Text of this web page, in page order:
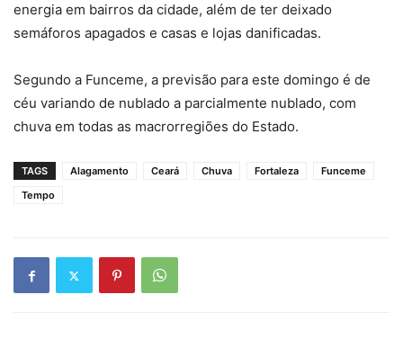
energia em bairros da cidade, além de ter deixado
semáforos apagados e casas e lojas danificadas.
Segundo a Funceme, a previsão para este domingo é de
céu variando de nublado a parcialmente nublado, com
chuva em todas as macrorregiões do Estado.
TAGS Alagamento Ceará Chuva Fortaleza
Funceme
Tempo